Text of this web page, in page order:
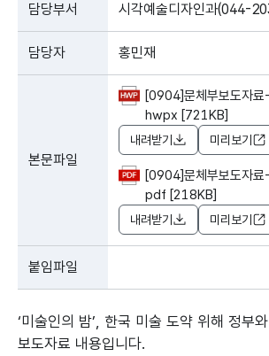
담당부서 시각예술디자인과(044-
담당자 홍민재
본문파일
[0904]문체부보도자료
hwpx [721KB]
내려받기 미리보기
[0904]문체부보도자료
pdf [218KB]
내려받기 미리보기
붙임파일
‘미술인의 밤’, 한국 미술 도약 위해 정부
보도자료 내용입니다.